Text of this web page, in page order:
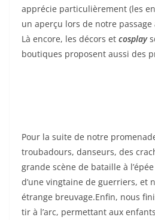
apprécie particulièrement (les
un aperçu lors de notre passage
Là encore, les décors et cosplay
boutiques proposent aussi des
Pour la suite de notre
troubadours, danseurs, des
grande scène de bataille à
d’une vingtaine de guerriers, et
étrange breuvage.Enfin, nous
tir à l’arc, permettant aux